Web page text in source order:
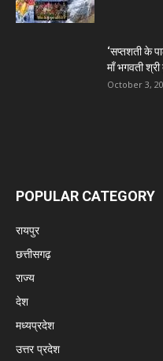
‘सप्तशती के
माँ भगवती श्री
October 3,
POPULAR CATEGORY
रायपुर
छत्तीसगढ़
राज्य
देश
मध्यप्रदेश
उत्तर प्रदेश